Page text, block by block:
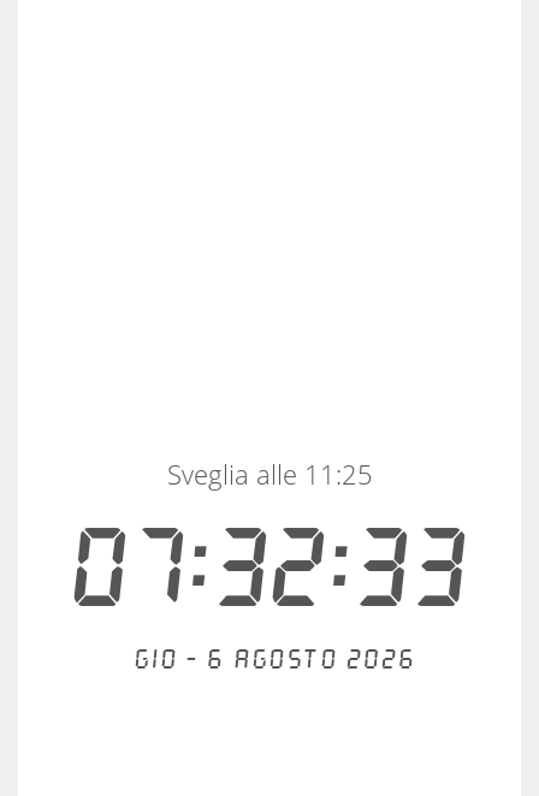
07:32:34
Sveglia alle 11:25
Gio - 6 agosto 2026